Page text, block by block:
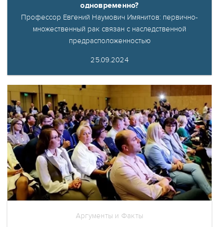
одновременно?
Профессор Евгений Наумович Имянитов: первично-
множественный рак связан с наследственной
предрасположенностью
25.09.2024
Аргументы и Факты